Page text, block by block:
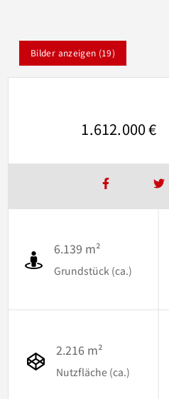
Bilder anzeigen (19)
1.612.000 €
6.139 m²
Grundstück (ca.)
2.216 m²
Nutzfläche (ca.)